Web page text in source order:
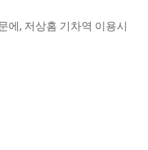
에, 저상홈 기차역 이용시